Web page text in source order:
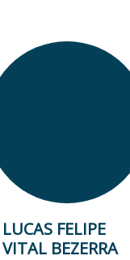
LUCAS FELIPE
VITAL BEZERRA